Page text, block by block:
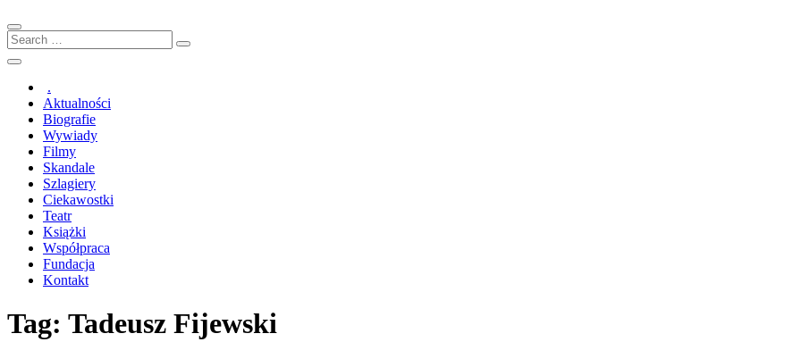
Search
…
.
Aktualności
Biografie
Wywiady
Filmy
Skandale
Szlagiery
Ciekawostki
Teatr
Książki
Współpraca
Fundacja
Kontakt
Tag: Tadeusz Fijewski